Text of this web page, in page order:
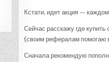
Кстати, идет акция —
Сейчас расскажу где
(своим рефералам помогаю
Сначала рекомендую